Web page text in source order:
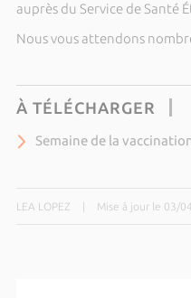
auprès du Service de Santé
Nous vous attendons
À TÉLÉCHARGER
Semaine de la
LEA LOPEZ Mise à jour le 03/